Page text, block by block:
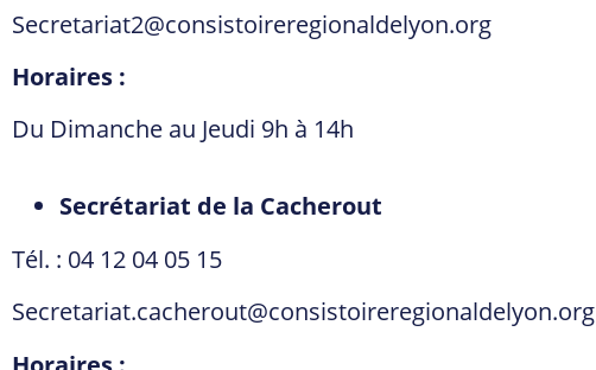
Secretariat2@consistoireregionaldelyon.org
Horaires :
Du Dimanche au Jeudi 9h à 14h
Secrétariat de la Cacherout
Tél. : 04 12 04 05 15
Secretariat.cacherout@consistoireregionaldelyon.org